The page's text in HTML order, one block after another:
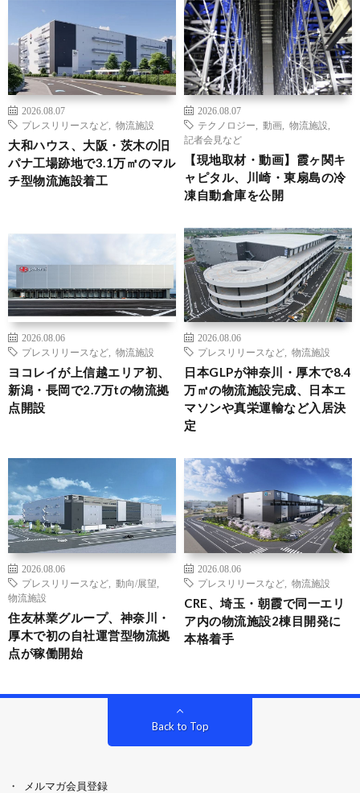
2026.08.07
プレスリリースなど
物流施設
大和ハウス、大阪・茨木の旧
パナ工場跡地で3.1万㎡のマル
チ型物流施設着工
2026.08.07
テクノロジー
動画 物流施設
記者会見など
【現地取材・動画】霞ヶ関キ
ャピタル、川崎・東扇島の冷
凍自動倉庫を公開
2026.08.06
プレスリリースなど
物流施設
ヨコレイが上信越エリア初、
新潟・長岡で2.7万tの物流拠
点開設
2026.08.06
プレスリリースなど
物流施設
日本GLPが神奈川・厚木で8.4
万㎡の物流施設完成、日本エ
マソンや真栄運輸など入居決
定
2026.08.06
プレスリリースなど
動向/展望
物流施設
住友林業グループ、神奈川・
厚木で初の自社運営型物流拠
点が稼働開始
2026.08.06
プレスリリースなど
物流施設
CRE、埼玉・朝霞で同一エリ
ア内の物流施設2棟目開発に
本格着手
Back to Top
メルマガ会員登録